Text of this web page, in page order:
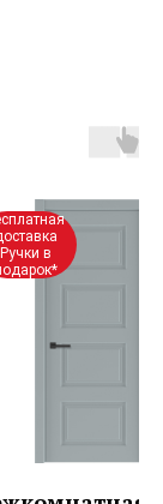
Ручки в